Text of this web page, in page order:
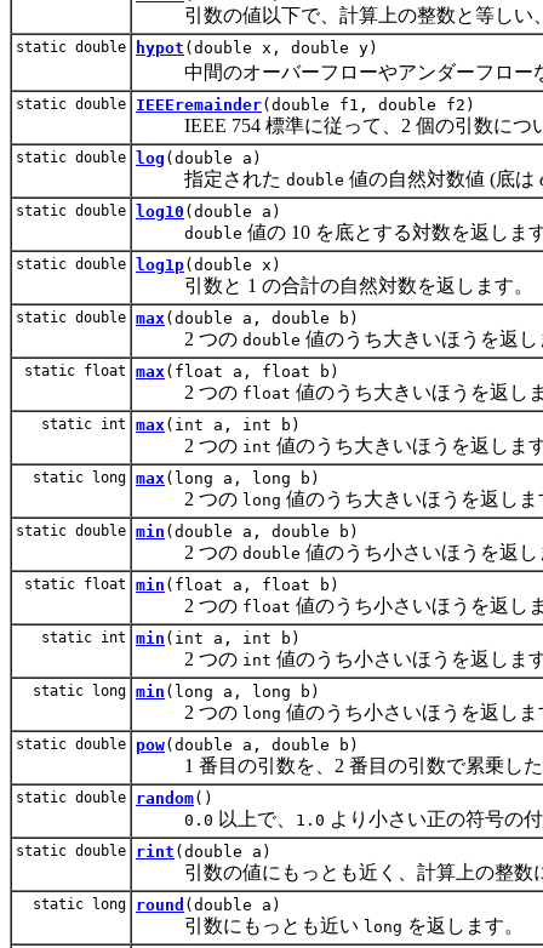
引数の値以下で、計算上の整数と等しい
static double hypot (double x, double y)
中間のオーバーフローやアンダーフロー
static double IEEEremainder(double f1, double f2)
IEEE 754 標準に従って、2 個の引数につ
static double log (double a)
指定された double 値の自然対数値 (底は
static double log10 (double a)
double 値の 10 を底とする対数を返しま
static double log1p(double x)
引数と 1 の合計の自然対数を返します。
static double max (double a, double b)
2 つの double 値のうち大きいほうを返し
static float max (float a, float b)
2 つの float 値のうち大きいほうを返し
static int max (int a, int b)
2 つの int 値のうち大きいほうを返しま
static long max (long a, long b)
2 つの long 値のうち大きいほうを返しま
static double min (double a, double b)
2 つの double 値のうち小さいほうを返し
static float min (float a, float b)
2 つの float 値のうち小さいほうを返し
static int min (int a, int b)
2 つの int 値のうち小さいほうを返しま
static long min (long a, long b)
2 つの long 値のうち小さいほうを返しま
static double pow(double a, double b)
1 番目の引数を、2 番目の引数で累乗した
static double random()
0.0 以上で、 1.0 より小さい正の符号の
static double rint (double a)
引数の値にもっとも近く、計算上の整数
static long round (double a)
引数にもっとも近い long を返します。